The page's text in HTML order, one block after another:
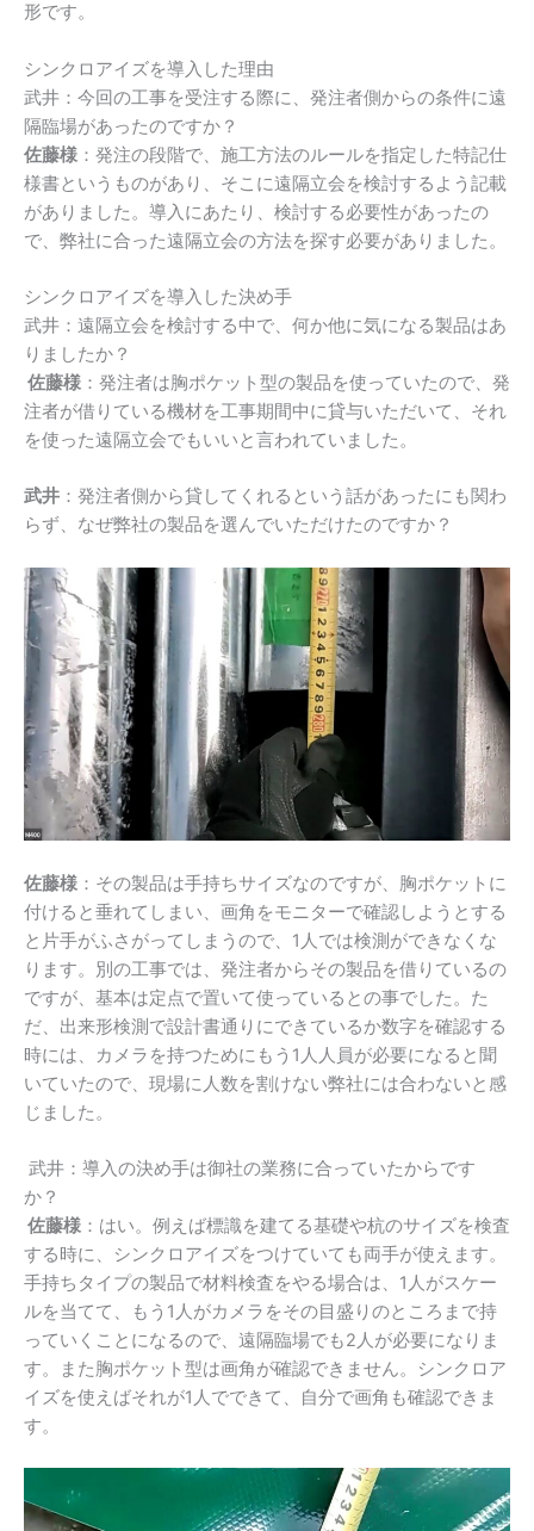
形です。
シンクロアイズを導入した理由
武井：今回の工事を受注する際に、発注者側からの条件に遠
隔臨場があったのですか？
佐藤様 ：発注の段階で、施工方法のルールを指定した特記仕
様書というものがあり、そこに遠隔立会を検討するよう記載
がありました。導入にあたり、検討する必要性があったの
で、弊社に合った遠隔立会の方法を探す必要がありました。
シンクロアイズを導入した決め手
武井：遠隔立会を検討する中で、何か他に気になる製品はあ
りましたか？
佐藤様 ：発注者は胸ポケット型の製品を使っていたので、発
注者が借りている機材を工事期間中に貸与いただいて、それ
を使った遠隔立会でもいいと言われていました。
武井 ：発注者側から貸してくれるという話があったにも関わ
らず、なぜ弊社の製品を選んでいただけたのですか？
佐藤様 ：その製品は手持ちサイズなのですが、胸ポケットに
付けると垂れてしまい、画角をモニターで確認しようとする
と片手がふさがってしまうので、 1 人では検測ができなくな
ります。別の工事では、発注者からその製品を借りているの
ですが、基本は定点で置いて使っているとの事でした。た
だ、出来形検測で設計書通りにできているか数字を確認する
時には、カメラを持つためにもう 1 人人員が必要になると聞
いていたので、現場に人数を割けない弊社には合わないと感
じました。
武井：導入の決め手は御社の業務に合っていたからです
か？
佐藤様 ：はい。例えば標識を建てる基礎や杭のサイズを検査
する時に、シンクロアイズをつけていても両手が使えます。
手持ちタイプの製品で材料検査をやる場合は、1人がスケー
ルを当てて、もう1人がカメラをその目盛りのところまで持
っていくことになるので、遠隔臨場でも2人が必要になりま
す。また胸ポケット型は画角が確認できません。シンクロア
イズを使えばそれが1人でできて、自分で画角も確認できま
す。